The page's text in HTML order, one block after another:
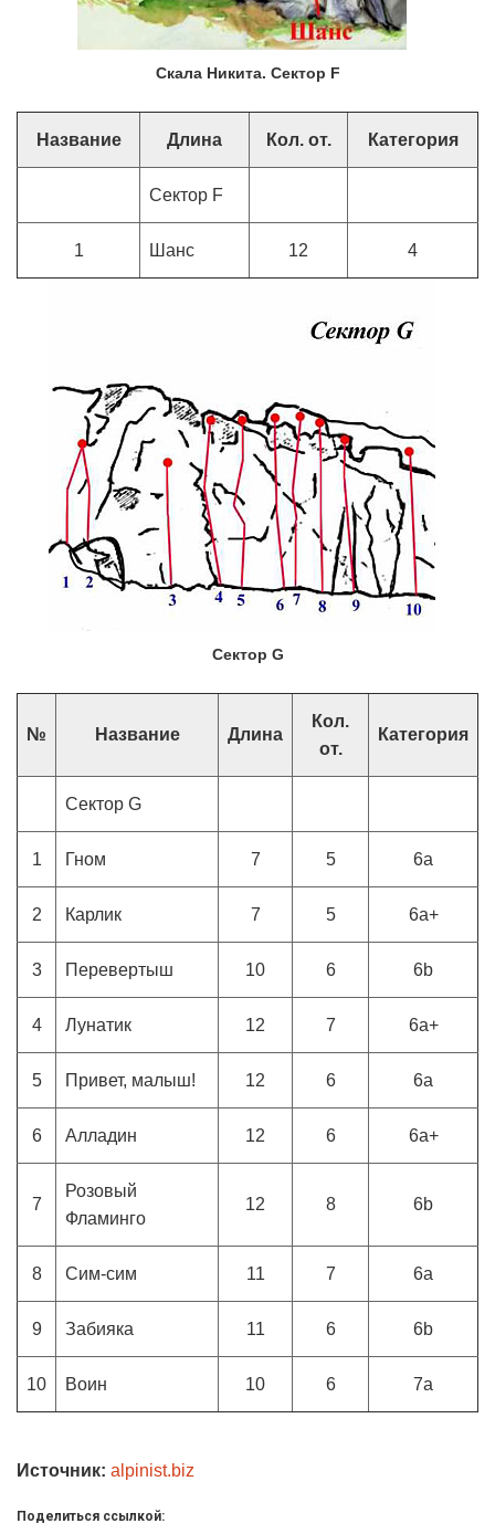
Скала Никита. Сектор F
Название Длина Кол. от. Категория
Сектор F
1 Шанс 12 4
Сектор G
№ Название Длина
Кол.
от.
Категория
Сектор G
1 Гном 7 5 6a
2 Карлик 7 5 6a+
3 Перевертыш 10 6 6b
4 Лунатик 12 7 6a+
5 Привет, малыш! 12 6 6a
6 Алладин 12 6 6a+
7
Розовый
Фламинго
12 8 6b
8 Сим-сим 11 7 6a
9 Забияка 11 6 6b
10 Воин 10 6 7a
Источник: alpinist.biz
Поделиться ссылкой: